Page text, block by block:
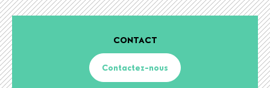
CONTACT
Contactez-nous